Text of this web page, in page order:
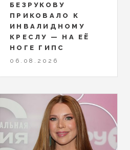
БЕЗРУКОВУ
ПРИКОВАЛО К
ИНВАЛИДНОМУ
КРЕСЛУ — НА ЕЁ
НОГЕ ГИПС
06.08.2026